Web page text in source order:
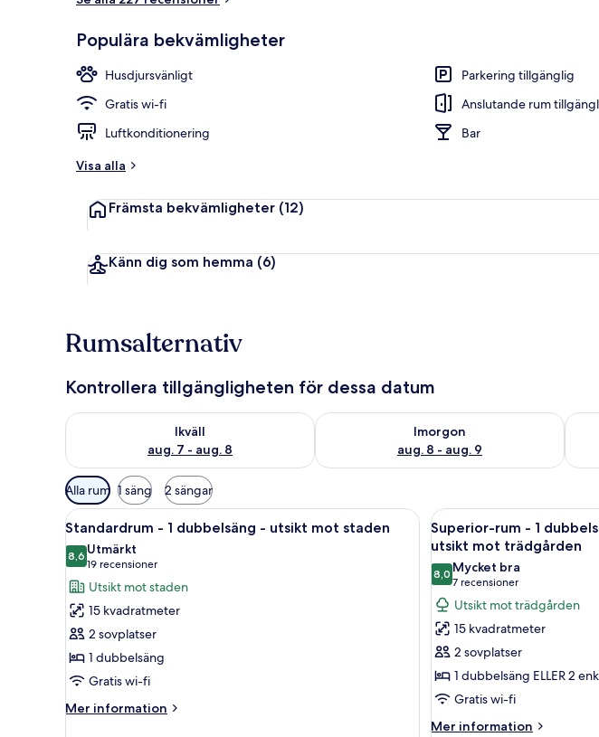
Populära bekvämligheter
Husdjursvänligt
Parkering tillgänglig
Gratis wi-fi
Anslutande rum
Luftkonditionering
Bar
Visa alla
Främsta bekvämligheter (12)
Känn dig som hemma (6)
Rumsalternativ
Kontrollera tillgängligheten för dessa datum
Ikväll
aug. 7 - aug. 8
Kontrollera tillgängligheten för ikväll aug. 7 - aug. 8
Imorgon
aug. 8 - aug. 9
Kontrollera tillgängligheten för imorgon
Tillgängliga
filter
för
rum
Alla rum 1 säng 2 sängar
Öppna
alla
foton
för
Standardrum
-
1
dubbelsäng
-
utsikt
Ett hotellrum med en säng, kuddar, ett nattduksbord med en bok
9
Standardrum - 1 dubbelsäng - utsikt mot staden
8,68,6 av 10
Utmärkt
19 recensioner
(19 recensioner)
Utsikt mot staden
15 kvadratmeter
2 sovplatser
1 dubbelsäng
Gratis wi-fi
Mer information
Mer
Öppna
alla
foton
för
Superior-
rum
-
1
dubbelsäng
eller
enkelsängar
8
Superior-rum - 1
utsikt mot trädgården
8,08,0 av 10
Mycket bra
7 recensioner
(7 recensioner)
Utsikt mot trädgården
15 kvadratmeter
2 sovplatser
1 dubbelsäng ELLER 2
Gratis wi-fi
Mer information
Mer